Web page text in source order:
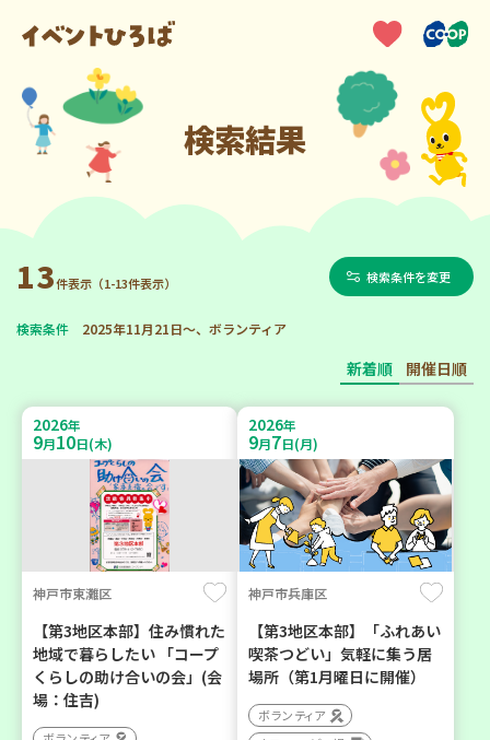
検索結果
13件表示（1-13件表示） 検索条件を変更
検索条件 2025年11月21日～、ボランティア
新着順 開催日順
2026年
9月10日(木)
神戸市東灘区
【第3地区本部】住み慣れた
地域で暮らしたい 「コープ
くらしの助け合いの会」(会
場：住吉)
2026年
9月7日(月)
神戸市兵庫区
【第3地区本部】「ふれあい
喫茶つどい」気軽に集う居
場所（第1月曜日に開催）
ボランティア